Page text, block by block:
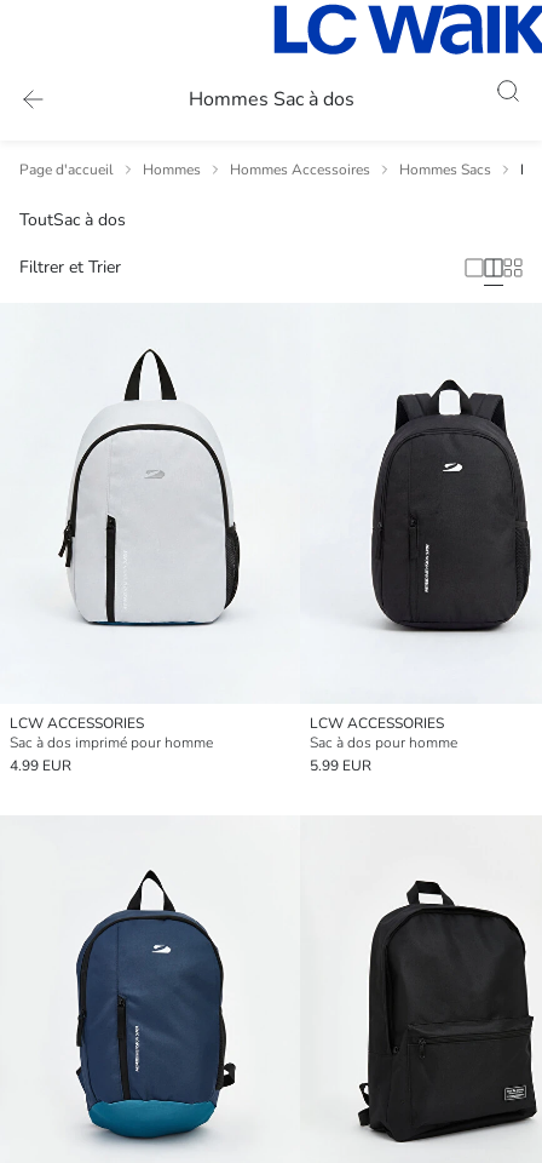
Hommes Sac à dos
Page d'accueil Hommes Hommes Accessoires Hommes Sacs
ToutSac à dos
Filtrer et Trier
LCW ACCESSORIES
Sac à dos imprimé pour homme
4.99 EUR
LCW ACCESSORIES
Sac à dos pour homme
5.99 EUR